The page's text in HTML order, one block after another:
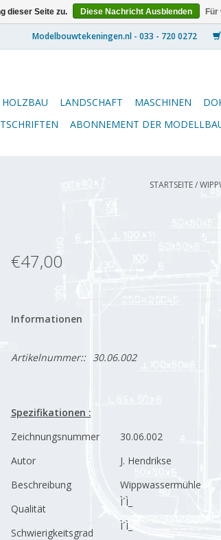
HOLZBAU LANDSCHAFT MASCHINEN
ABONNEMENT DER
STARTSEITE/
€47,00
Informationen
Artikelnummer:: 30.06.002
Spezifikationen :
Zeichnungsnummer
30.06.002
Autor
J. Hendrikse
Beschreibung
Wippwassermühle
Qualität
Ì´Ì_
Schwierigkeitsgrad
Ì´Ì_
dieser Seite zu. Diese Nachricht Ausblenden